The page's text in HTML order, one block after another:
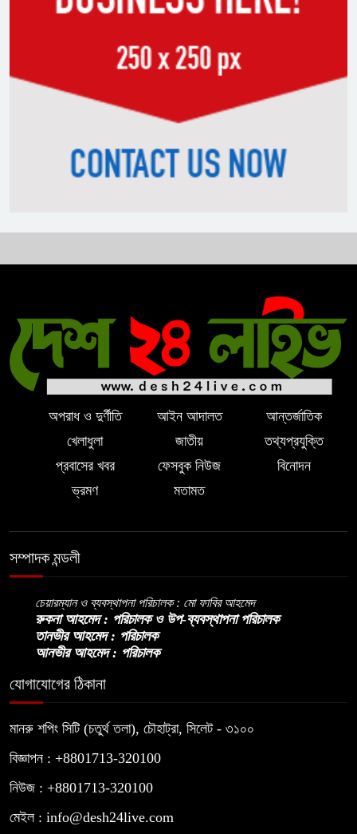
নাহিদ ইসলামের মন্তব্য
নিপীড়নের আশঙ্কা জানালে ভিসা নয়—
যুক্তরাষ্ট্রের নতুন নীতি
ভোজ্যতেলের দাম লিটারে ৪ টাকা বৃদ্ধি
ট্রাম্পকে ‘রাজার খোঁচা’ দিলেন ব্রিটিশ
অপরাধ ও দুর্ণীতি আইন আদালত
আন্তর্জাতিক
খেলাধুলা
জাতীয়
তথ্যপ্রযুক্তি
প্রবাসের খবর
ফেসবুক নিউজ
বিনোদন
ভ্রমণ
মতামত
সম্পাদক মন্ডলী
চেয়ারম্যান ও ব্যবস্থাপনা পরিচালক : মো ফাবির আহমেদ
রুকনা আহমেদ : পরিচালক ও উপ-ব্যবস্থাপনা পরিচালক
তানভীর আহমেদ : পরিচালক
আনভীর আহমেদ : পরিচালক
যোগাযোগের ঠিকানা
মানরু শপিং সিটি (চতুর্থ তলা), চৌহাট্রা, সিলেট - ৩১০০
বিজ্ঞাপন : +8801713-320100
নিউজ : +8801713-320100
মেইল : info@desh24live.com